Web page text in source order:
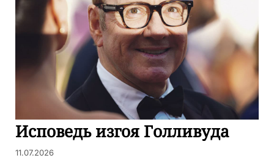
Исповедь изгоя Голливуда
11.07.2026